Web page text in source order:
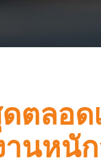
ตลอด
านหนั